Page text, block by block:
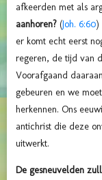
afkeerden met als
aanhoren? (Joh. 6:60)
er komt echt eerst
regeren, de tijd van
Voorafgaand
gebeuren en we
herkennen. Ons
antichrist die deze
uitwerkt.
De gesneuvelden